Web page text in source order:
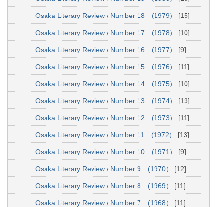
Osaka Literary Review / Number 18 (1979） [15]
Osaka Literary Review / Number 17 (1978） [10]
Osaka Literary Review / Number 16 (1977） [9]
Osaka Literary Review / Number 15 (1976） [11]
Osaka Literary Review / Number 14 (1975） [10]
Osaka Literary Review / Number 13 (1974） [13]
Osaka Literary Review / Number 12 (1973） [11]
Osaka Literary Review / Number 11 (1972） [13]
Osaka Literary Review / Number 10 (1971） [9]
Osaka Literary Review / Number 9 (1970） [12]
Osaka Literary Review / Number 8 (1969） [11]
Osaka Literary Review / Number 7 (1968） [11]